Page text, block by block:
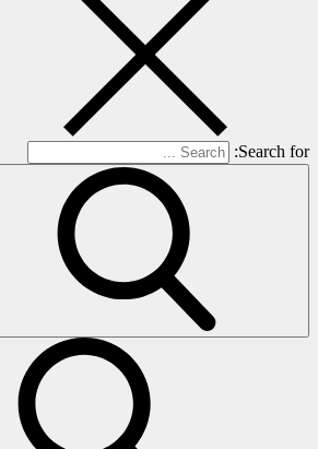
Search for: